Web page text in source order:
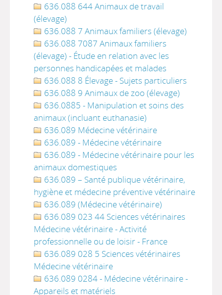
636.088 644 Animaux de travail
(élevage)
636.088 7 Animaux familiers (élevage)
636.088 7087 Animaux familiers
(élevage) - Étude en relation avec les
personnes handicapées et malades
636.088 8 Élevage - Sujets particuliers
636.088 9 Animaux de zoo (élevage)
636.0885 - Manipulation et soins des
animaux (incluant euthanasie)
636.089 Médecine vétérinaire
636.089 - Médecine vétérinaire
636.089 - Médecine vétérinaire pour les
animaux domestiques
636.089 – Santé publique vétérinaire,
hygiène et médecine préventive vétérinaire
636.089 (Médecine vétérinaire)
636.089 023 44 Sciences vétérinaires
Médecine vétérinaire - Activité
professionnelle ou de loisir - France
636.089 028 5 Sciences vétérinaires
Médecine vétérinaire
636.089 0284 - Médecine vétérinaire -
Appareils et matériels